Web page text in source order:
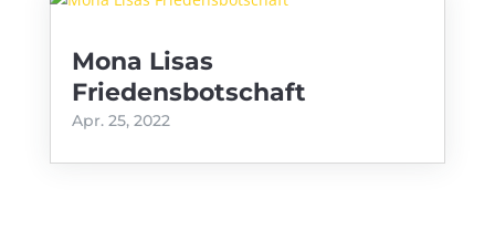
Mona Lisas
Friedensbotschaft
Apr. 25, 2022